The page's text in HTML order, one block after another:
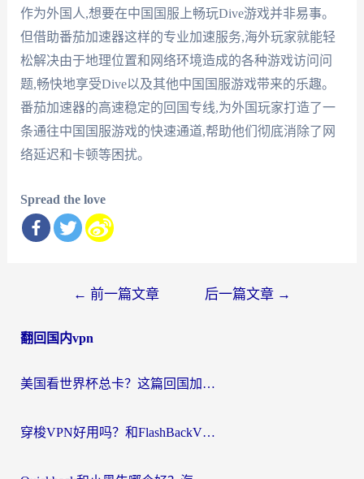
作为外国人,想要在中国国服上畅玩Dive游戏并非易事。
但借助番茄加速器这样的专业加速服务,海外玩家就能轻
松解决由于地理位置和网络环境造成的各种游戏访问问
题,畅快地享受Dive以及其他中国国服游戏带来的乐趣。
番茄加速器的高速稳定的回国专线,为外国玩家打造了一
条通往中国国服游戏的快速通道,帮助他们彻底消除了网
络延迟和卡顿等困扰。
Spread the love
导
← 前一篇文章 后一篇文章 →
翻回国内vpn
美国看世界杯总卡？这篇回国加速器指南帮你无缝刷国内资源（附苹果手机VPN设置步骤）
穿梭VPN好用吗？和FlashBackVPN对比哪个回国效果更好？